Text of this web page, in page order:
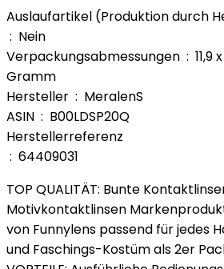
Auslaufartikel (Produktion durch
‏ : ‎ Nein
Verpackungsabmessungen ‏ : ‎ 11,9 x 8,6 x 2,2 cm; 40
Gramm
Hersteller ‏ : ‎ MeralenS
ASIN ‏ : ‎ B00LDSP20Q
Herstellerreferenz
‏ : ‎ 64409031
TOP QUALITÄT: Bunte
Motivkontaktlinsen
von Funnylens passend für jedes
und Faschings-Kostüm als 2er